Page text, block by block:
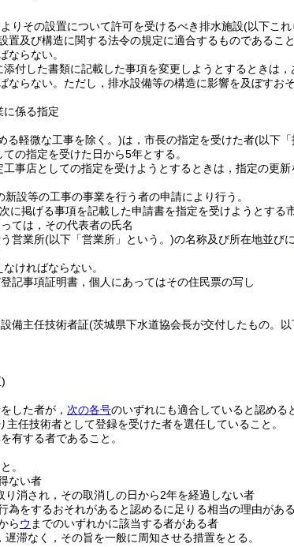
りその設置について許可を受けるべき排水施設(以下こ
置及び構造に関する法令の規定に適合するものであるこ
ならない。
付した書類に記載した事項を変更しようとするときは
ならない。 ただし，排水設備等の構造に影響を及ぼすお
に係る指定
る軽微な工事を除く。)は，市長の指定を受けた者(以下「
の指定を受けた日から5年とする。
事店としての指定を受けようとするときは，指定の更新
設等の工事の事業を行う者の申請により行う。
に掲げる事項を記載した申請書を指定を受けようとする
ては，その代表者の氏名
営業所(以下「営業所」という。)の名称及び所在地並びに
ければならない。
記事項証明書，個人にあってはその住民票の写し
備主任技術者証(茨城県下水道協会長が交付したもの。
した者が， 次の各号のいずれにも適合していると認める
主任技術者として登録を受けた者を選任していること。
有する者であること。
。
ない者
り消され，その取消しの日から2年を経過しない者
為をするおそれがあると認めるに足りる相当の理由があ
らウ までのいずれかに該当する者がある者
滞なく，その旨を一般に周知させる措置をとる。